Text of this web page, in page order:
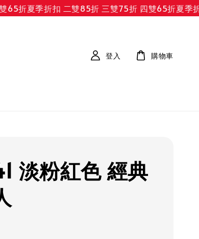
折夏季折扣 二雙85折 三雙75折 四雙65折夏季折
登入 購物車
淡粉紅色 經典